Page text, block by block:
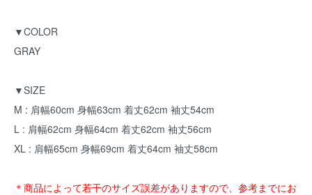
▼COLOR
GRAY
▼SIZE
M : 肩幅60cm 身幅63cm 着丈62cm 袖丈54cm
L : 肩幅62cm 身幅64cm 着丈62cm 袖丈56cm
XL : 肩幅65cm 身幅69cm 着丈64cm 袖丈58cm
＊商品によって若干のサイズ誤差がありますので、参考までにお